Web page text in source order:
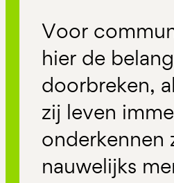
Voor
hier de
doorbreken,
zij leven
onderkennen
nauwelijks